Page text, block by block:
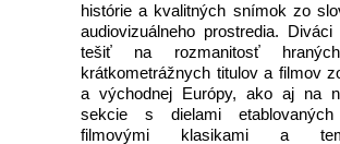
histórie a kvalitných snímok zo
audiovizuálneho prostredia.
tešiť na rozmanitosť
krátkometrážnych titulov a filmov
a východnej Európy, ako aj na
sekcie s dielami etablovaných
filmovými klasikami a